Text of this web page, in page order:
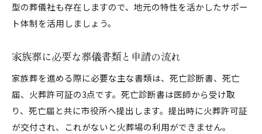
型の葬儀社も存在しますので、地元の特性を活かしたサポー
ト体制を活用しましょう。
家族葬に必要な葬儀書類と申請の流れ
家族葬を進める際に必要な主な書類は、死亡診断書、死亡
届、火葬許可証の3点です。死亡診断書は医師から受け取
り、死亡届と共に市役所へ提出します。提出時に火葬許可証
が交付され、これがないと火葬場の利用ができません。